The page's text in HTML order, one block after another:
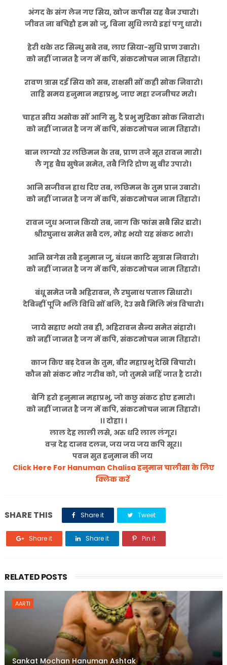
अंगद के संग लेन गए सिय, खोज कपीस यह बैन उचारो।
जीवत ना बचिहौ हम सो जु, बिना सुधि लाये इहां पगु धारो।
हेरी थके तट सिन्धु सबे तब, लाए सिया-सुधि प्राण उबारो।
को नहीं जानत है जग में कपि, संकटमोचन नाम तिहारो।
रावण त्रास दई सिय को सब, राक्षसी सों कही सोक निवारो।
ताहि समय हनुमान महाप्रभु, जाए महा रजनीचर मरो।
चाहत सीय असोक सों आगि सु, दै प्रभु मुद्रिका सोक निवारो।
को नहीं जानत है जग में कपि, संकटमोचन नाम तिहारो।
बान लाग्यो उर लछिमन के तब, प्राण तजे सूत रावन मारो।
लै गृह बैद्य सुषेन समेत, तबै गिरि द्रोण सु बीर उपारो।
आनि सजीवन हाथ दिए तब, लछिमन के तुम प्रान उबारो।
को नहीं जानत है जग में कपि, संकटमोचन नाम तिहारो।
रावन जुध अजान कियो तब, नाग कि फांस सबै सिर डारो।
श्रीरघुनाथ समेत सबै दल, मोह भयो यह संकट भारो।
आनि खगेस तबै हनुमान जु, बंधन काटि सुत्रास निवारो।
को नहीं जानत है जग में कपि, संकटमोचन नाम तिहारो।
बंधू समेत जबै अहिरावन, लै रघुनाथ पताल सिधारो।
देबिन्हीं पूजि भलि विधि सों बलि, देउ सबै मिलि मंत्र विचारो।
जाये सहाए भयो तब ही, अहिरावन सैन्य समेत संहारो।
को नहीं जानत है जग में कपि, संकटमोचन नाम तिहारो।
काज किए बड़ देवन के तुम, बीर महाप्रभु देखि बिचारो।
कौन सो संकट मोर गरीब को, जो तुमसे नहिं जात है टारो।
बेगि हरो हनुमान महाप्रभु, जो कछु संकट होए हमारो।
को नहीं जानत है जग में कपि, संकटमोचन नाम तिहारो।
।। दोहा। ।
लाल देह लाली लसे, अरु धरि लाल लंगूर।
वज्र देह दानव दलन, जय जय जय कपि सूर।।
पवन सुत हनुमान की जय
Click Here For Hanuman Chalisa हनुमान चालीसा के लिए
क्लिक करें
SHARE THIS Share it Tweet
Share it Share it Pin it
RELATED POSTS
AARTI
Sankat Mochan Hanuman Ashtak